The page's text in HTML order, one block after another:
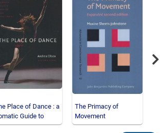
Place of Dance : a
Guide to
and Dance
The Primacy of
Movement